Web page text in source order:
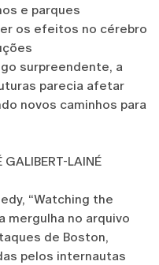
e parques
os efeitos no cérebro
surpreendente, a
parecia afetar
novos caminhos para
LAINÉ
“Watching the
mergulha no arquivo
de Boston,
pelos internautas